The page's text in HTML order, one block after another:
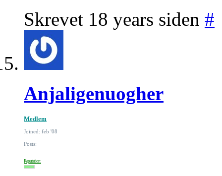
Skrevet 18 years siden #
Anjaligenuogher
Medlem
Joined: feb '08
Posts:
Reputation: